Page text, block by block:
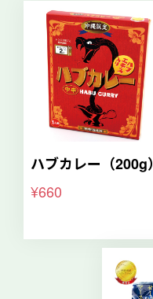
ハブカレー（200g）
¥660